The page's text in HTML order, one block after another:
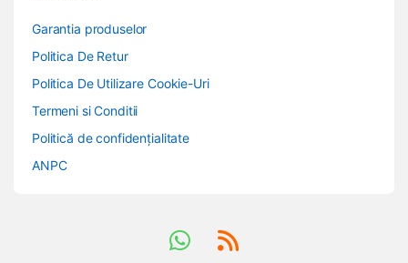
Garantia produselor
Politica De Retur
Politica De Utilizare Cookie-Uri
Termeni si Conditii
Politică de confidențialitate
ANPC